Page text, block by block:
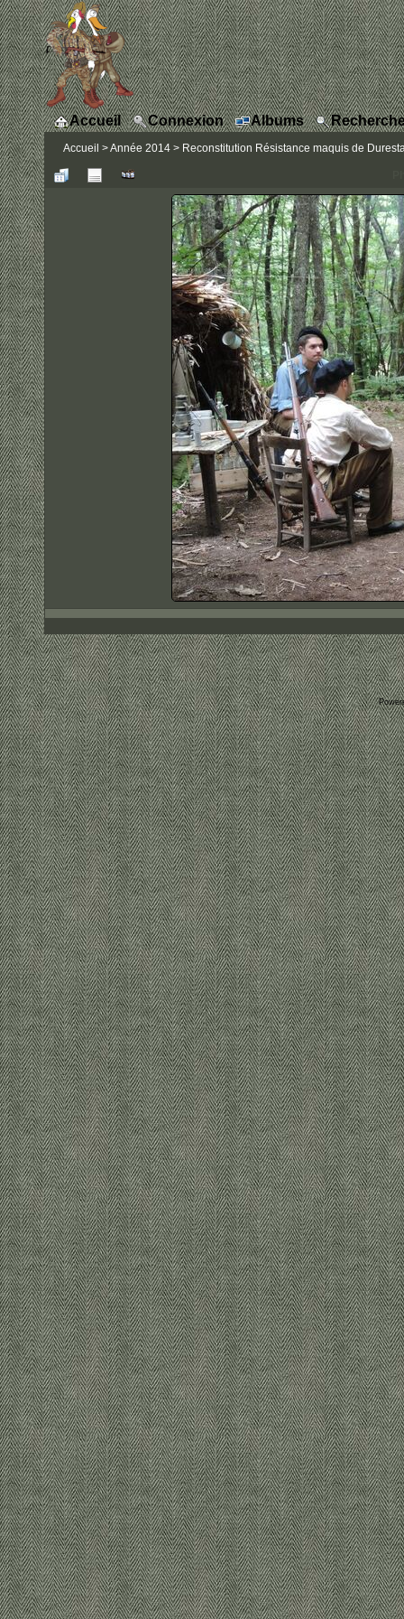
Accueil Connexion Albums
Accueil >Année 2014 > Reconstitution Résistance maquis de